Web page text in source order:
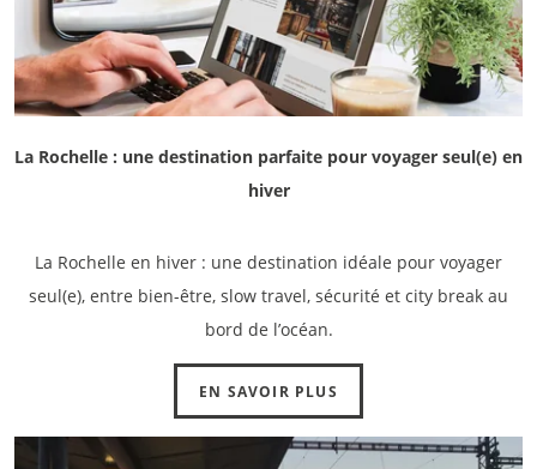
La Rochelle : une destination parfaite pour voyager seul(e) en
hiver
La Rochelle en hiver : une destination idéale pour voyager
seul(e), entre bien-être, slow travel, sécurité et city break au
bord de l’océan.
EN SAVOIR PLUS
CHAMBRES
SERVICES
EVENEMENTS
OFFRES
GALERIE